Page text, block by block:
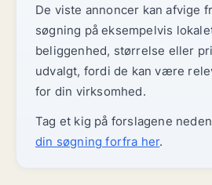
De viste annoncer kan afvige
søgning på eksempelvis
beliggenhed, størrelse eller
udvalgt, fordi de kan være
for din virksomhed.
Tag et kig på forslagene
din søgning forfra her.